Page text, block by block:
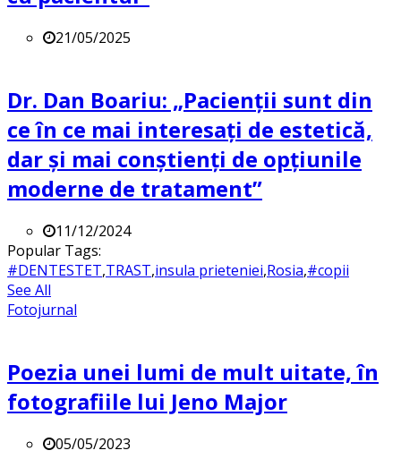
21/05/2025
Dr. Dan Boariu: „Pacienții sunt din
ce în ce mai interesați de estetică,
dar și mai conștienți de opțiunile
moderne de tratament”
11/12/2024
Popular Tags:
#DENTESTET,TRAST,insula prieteniei,Rosia,#copii
See All
Fotojurnal
Poezia unei lumi de mult uitate, în
fotografiile lui Jeno Major
05/05/2023